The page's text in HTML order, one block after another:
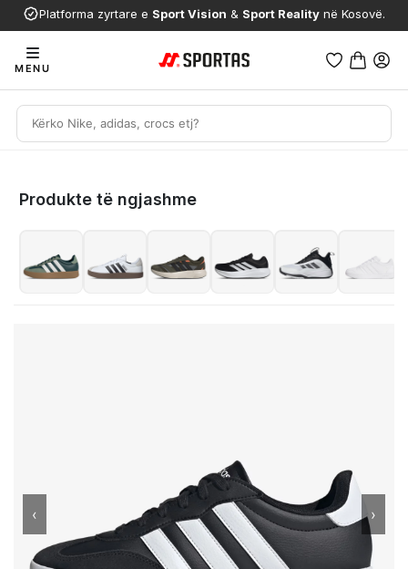
Platforma zyrtare e Sport Vision & Sport Reality në Kosovë.
MENU
Produkte të ngjashme
‹ ›